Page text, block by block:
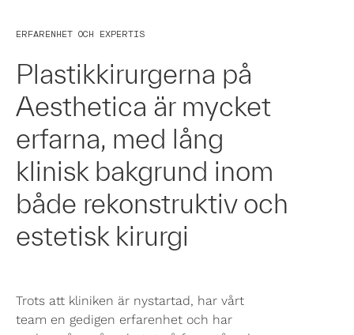
ERFARENHET OCH EXPERTIS
Plastikkirurgerna på
Aesthetica är mycket
erfarna, med lång
klinisk bakgrund inom
både rekonstruktiv och
estetisk kirurgi
Trots att kliniken är nystartad, har vårt
team en gedigen erfarenhet och har